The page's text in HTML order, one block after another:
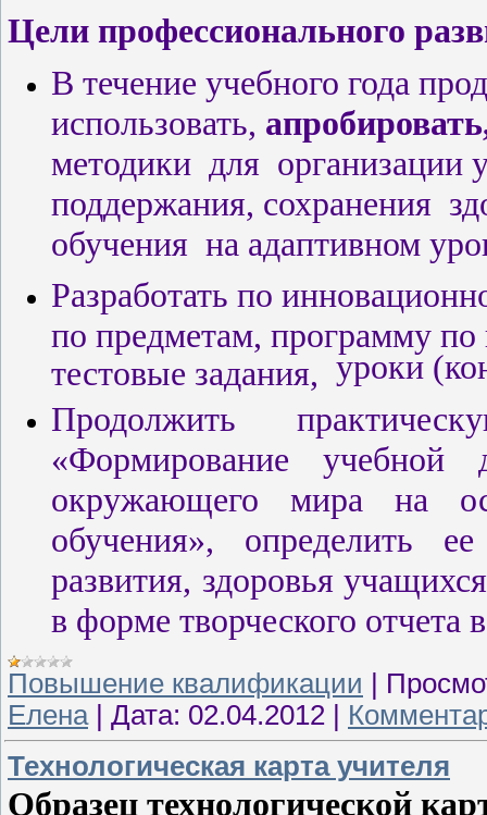
Цели профессионального
В течение учебного года
использовать,
методики для организации
поддержания, сохранения
обучения на адаптивном
Разработать по
по предметам, программу
тестовые задания,
уроки
Продолжить
«Формирование учебной
окружающего мира на
обучения», определить
развития, здоровья
в форме творческого отчета
Повышение квалификации |
Елена | Дата: 02.04.2012 |
Технологическая карта учителя
Образец технологической